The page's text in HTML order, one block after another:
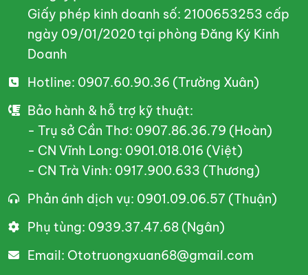
Giấy phép kinh doanh số: 2100653253 cấp
ngày 09/01/2020 tại phòng Đăng Ký Kinh
Doanh
Hotline: 0907.60.90.36 (Trường Xuân)
Bảo hành & hỗ trợ kỹ thuật:
- Trụ sở Cần Thơ: 0907.86.36.79 (Hoàn)
- CN Vĩnh Long: 0901.018.016 (Việt)
- CN Trà Vinh: 0917.900.633 (Thương)
Phản ánh dịch vụ: 0901.09.06.57 (Thuận)
Phụ tùng: 0939.37.47.68 (Ngân)
Email: Ototruongxuan68@gmail.com